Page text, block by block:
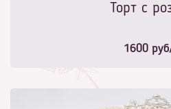
Торт с
1600